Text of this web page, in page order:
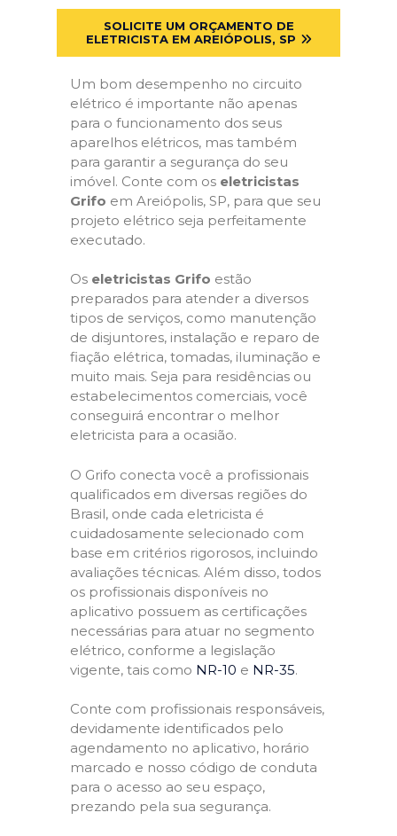
SOLICITE UM ORÇAMENTO DE
ELETRICISTA EM AREIÓPOLIS, SP
Um bom desempenho no circuito
elétrico é importante não apenas
para o funcionamento dos seus
aparelhos elétricos, mas também
para garantir a segurança do seu
imóvel. Conte com os eletricistas
Grifo em Areiópolis, SP, para que seu
projeto elétrico seja perfeitamente
executado.
Os eletricistas Grifo estão
preparados para atender a diversos
tipos de serviços, como manutenção
de disjuntores, instalação e reparo de
fiação elétrica, tomadas, iluminação e
muito mais. Seja para residências ou
estabelecimentos comerciais, você
conseguirá encontrar o melhor
eletricista para a ocasião.
O Grifo conecta você a profissionais
qualificados em diversas regiões do
Brasil, onde cada eletricista é
cuidadosamente selecionado com
base em critérios rigorosos, incluindo
avaliações técnicas. Além disso, todos
os profissionais disponíveis no
aplicativo possuem as certificações
necessárias para atuar no segmento
elétrico, conforme a legislação
vigente, tais como NR-10 e NR-35.
Conte com profissionais responsáveis,
devidamente identificados pelo
agendamento no aplicativo, horário
marcado e nosso código de conduta
para o acesso ao seu espaço,
prezando pela sua segurança.